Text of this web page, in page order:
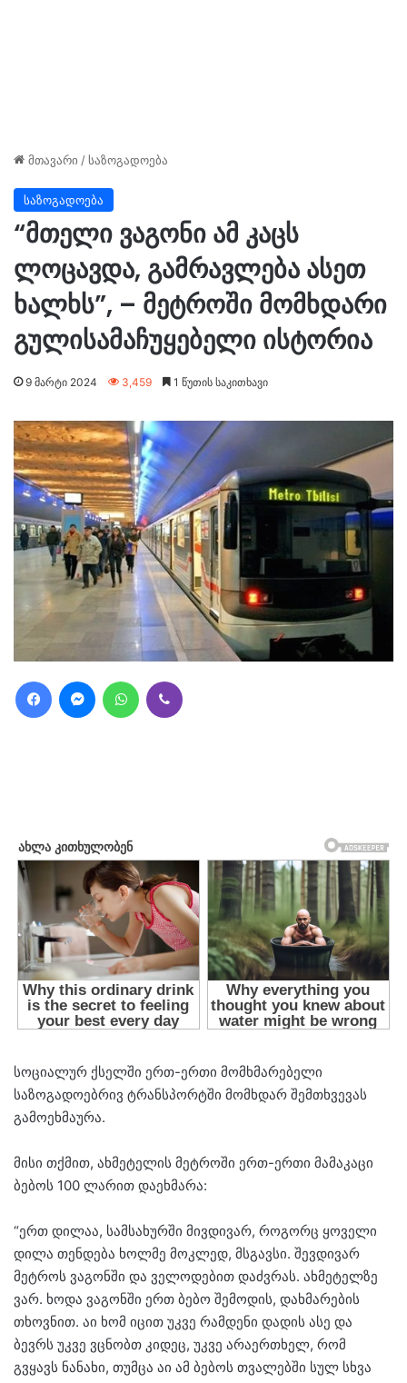
მთავარი /საზოგადოება
საზოგადოება
“მთელი ვაგონი ამ კაცს
ლოცავდა, გამრავლება ასეთ
ხალხს”, – მეტროში მომხდარი
გულისამაჩუყებელი ისტორია
9 მარტი 2024 3,459 1 წუთის საკითხავი
FacebookMessengerWhatsApp
სოციალურ ქსელში ერთ-ერთი მომხმარებელი
საზოგადოებრივ ტრანსპორტში მომხდარ შემთხვევას
გამოეხმაურა.
მისი თქმით, ახმეტელის მეტროში ერთ-ერთი მამაკაცი
ბებოს 100 ლარით დაეხმარა:
“ერთ დილაა, სამსახურში მივდივარ, როგორც ყოველი
დილა თენდება ხოლმე მოკლედ, მსგავსი. შევდივარ
მეტროს ვაგონში და ველოდებით დაძვრას. ახმეტელზე
ვარ. ხოდა ვაგონში ერთ ბებო შემოდის, დახმარების
თხოვნით. აი ხომ იცით უკვე რამდენი დადის ასე და
ბევრს უკვე ვცნობთ კიდეც, უკვე არაერთხელ, რომ
გვყავს ნანახი, თუმცა აი ამ ბებოს თვალებში სულ სხვა